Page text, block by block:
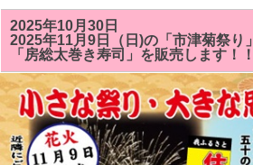
月
の
房
総
太
巻
き
ず
し
教
室
は
「ク
2025年10月30日
2025年11月9日（日)の「市津菊祭り
「房総太巻き寿司」を販売します！！